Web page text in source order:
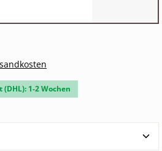
1-2 Wochen
gewünschten Wert ein